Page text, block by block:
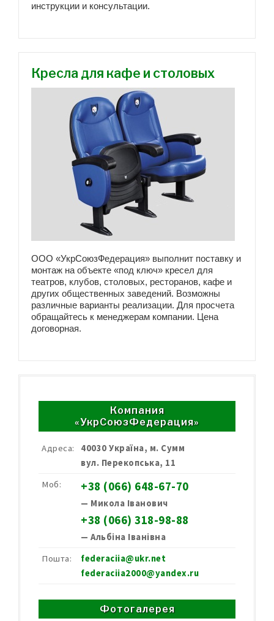
инструкции и консультации.
Кресла для кафе и столовых
ООО «УкрСоюзФедерация» выполнит поставку и
монтаж на объекте «под ключ» кресел для
театров, клубов, столовых, ресторанов, кафе и
других общественных заведений. Возможны
различные варианты реализации. Для просчета
обращайтесь к менеджерам компании. Цена
договорная.
Компания
«УкрСоюзФедерация»
Адреса:
40030 Україна, м. Сумм
вул. Перекопська, 11
Моб:
+38 (066) 648-67-70
— Микола Іванович
+38 (066) 318-98-88
— Альбіна Іванівна
Пошта:
federaciia@ukr.net
federaciia2000@yandex.ru
Фотогалерея